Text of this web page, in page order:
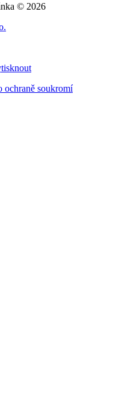
© 2026
ochraně soukromí